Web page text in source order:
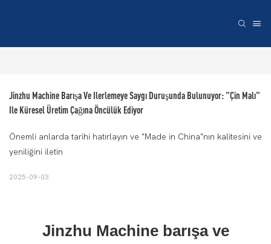
Jinzhu Machine Barışa Ve Ilerlemeye Saygı Duruşunda Bulunuyor: "Çin Malı"
Ile Küresel Üretim Çağına Öncülük Ediyor
Önemli anlarda tarihi hatırlayın ve "Made in China"nın kalitesini ve
yeniliğini iletin
2025-09-03
Jinzhu Machine barışa ve